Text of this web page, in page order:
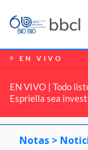
EN VIVO
EN VIVO | Todo
Espriella sea
Notas >